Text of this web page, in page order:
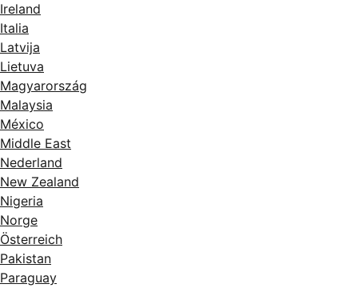
Ireland
Italia
Latvija
Lietuva
Magyarország
Malaysia
México
Middle East
Nederland
New Zealand
Nigeria
Norge
Österreich
Pakistan
Paraguay